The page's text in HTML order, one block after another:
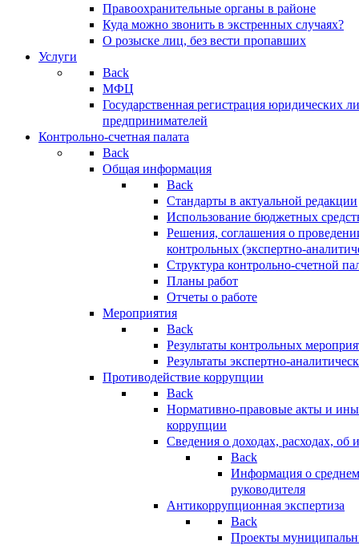
Правоохранительные органы в районе
Куда можно звонить в экстренных случаях?
О розыске лиц, без вести пропавших
Услуги
Back
МФЦ
Государственная регистрация юридических
предпринимателей
Контрольно-счетная палата
Back
Общая информация
Back
Стандарты в актуальной редакции
Использование бюджетных
Решения, соглашения о
контрольных (экспертно-
Структура контрольно-счетной
Планы работ
Отчеты о работе
Мероприятия
Back
Результаты контрольных
Результаты экспертно-
Противодействие коррупции
Back
Нормативно-правовые акты и
коррупции
Сведения о доходах, расходах, об
Back
Информация о
руководителя
Антикоррупционная экспертиза
Back
Проекты